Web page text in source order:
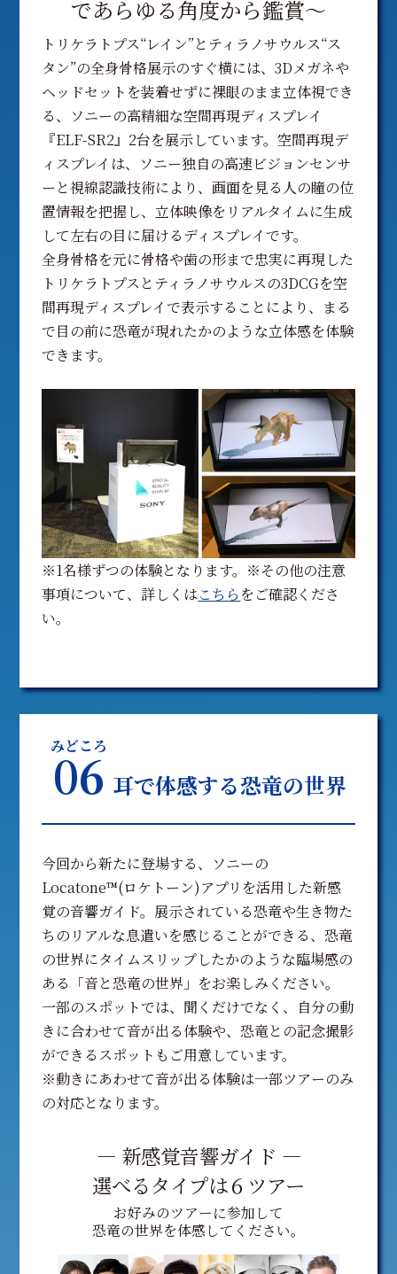
であらゆる角度から鑑賞〜
トリケラトプス“レイン”とティラノサウルス“ス
タン”の全身骨格展示のすぐ横には、3Dメガネや
ヘッドセットを装着せずに裸眼のまま立体視でき
る、ソニーの高精細な空間再現ディスプレイ
『ELF-SR2』2台を展示しています。空間再現デ
ィスプレイは、ソニー独自の高速ビジョンセンサ
ーと視線認識技術により、画面を見る人の瞳の位
置情報を把握し、立体映像をリアルタイムに生成
して左右の目に届けるディスプレイです。
全身骨格を元に骨格や歯の形まで忠実に再現した
トリケラトプスとティラノサウルスの3DCGを空
間再現ディスプレイで表示することにより、まる
で目の前に恐竜が現れたかのような立体感を体験
できます。
※1名様ずつの体験となります。※その他の注意
事項について、詳しくはこちら をご確認くださ
い。
みどころ
06 耳で体感する恐竜の世界
今回から新たに登場する、ソニーの
Locatone™(ロケトーン)アプリを活用した新感
覚の音響ガイド。展示されている恐竜や生き物た
ちのリアルな息遣いを感じることができる、恐竜
の世界にタイムスリップしたかのような臨場感の
ある「音と恐竜の世界」をお楽しみください。
一部のスポットでは、聞くだけでなく、自分の動
きに合わせて音が出る体験や、恐⻯との記念撮影
ができるスポットもご用意しています。
※動きにあわせて⾳が出る体験は⼀部ツアーのみ
の対応となります。
― 新感覚音響ガイド ―
選べるタイプは６ツアー
お好みのツアーに参加して
恐竜の世界を体感してください。